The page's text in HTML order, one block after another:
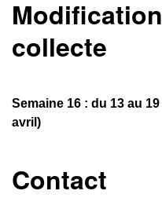
collecte
Semaine 16 : du 13 au
avril)
Contact